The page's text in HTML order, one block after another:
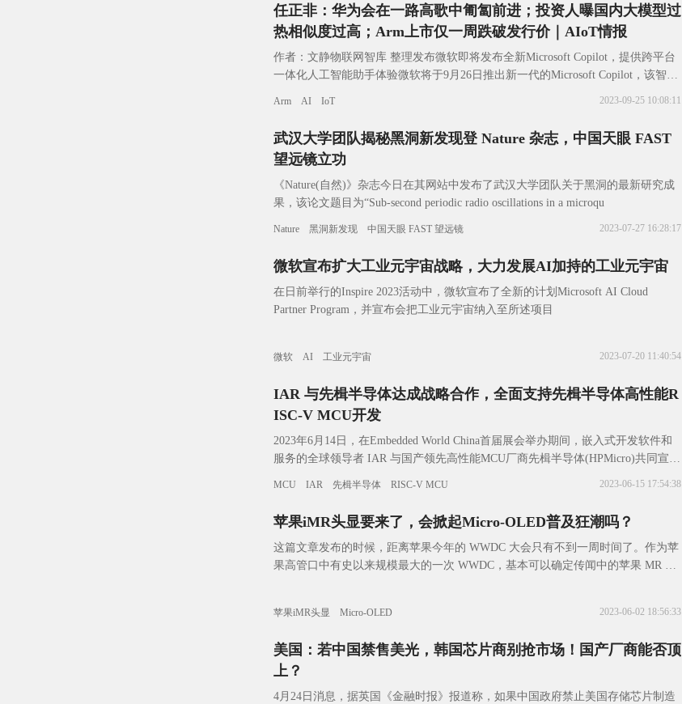
任正非：华为会在一路高歌中匍匐前进；投资人曝国内大模型过
热相似度过高；Arm上市仅一周跌破发行价｜AIoT情报
作者：文静物联网智库 整理发布微软即将发布全新Microsoft Copilot，提供跨平台
一体化人工智能助手体验微软将于9月26日推出新一代的Microsoft Copilot，该智能
Arm AI IoT 2023-09-25 10:08:11
武汉大学团队揭秘黑洞新发现登 Nature 杂志，中国天眼 FAST
望远镜立功
《Nature(自然)》杂志今日在其网站中发布了武汉大学团队关于黑洞的最新研究成
果，该论文题目为“Sub-second periodic radio oscillations in a microqu
Nature 黑洞新发现 中国天眼 FAST 望远镜 2023-07-27 16:28:17
微软宣布扩大工业元宇宙战略，大力发展AI加持的工业元宇宙
在日前举行的Inspire 2023活动中，微软宣布了全新的计划Microsoft AI Cloud
Partner Program，并宣布会把工业元宇宙纳入至所述项目
微软 AI 工业元宇宙 2023-07-20 11:40:54
IAR 与先楫半导体达成战略合作，全面支持先楫半导体高性能R
ISC-V MCU开发
2023年6月14日，在Embedded World China首届展会举办期间，嵌入式开发软件和
服务的全球领导者 IAR 与国产领先高性能MCU厂商先楫半导体(HPMicro)共同宣布
MCU IAR 先楫半导体 RISC-V MCU 2023-06-15 17:54:38
苹果iMR头显要来了，会掀起Micro-OLED普及狂潮吗？
这篇文章发布的时候，距离苹果今年的 WWDC 大会只有不到一周时间了。作为苹
果高管口中有史以来规模最大的一次 WWDC，基本可以确定传闻中的苹果 MR 将
苹果iMR头显 Micro-OLED 2023-06-02 18:56:33
美国：若中国禁售美光，韩国芯片商别抢市场！国产厂商能否顶
上？
4月24日消息，据英国《金融时报》报道称，如果中国政府禁止美国存储芯片制造